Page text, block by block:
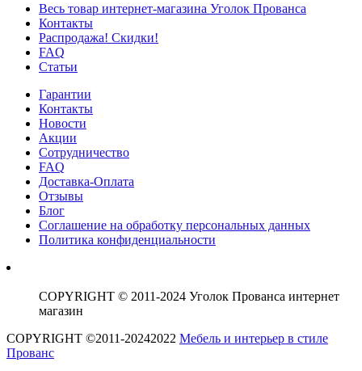
Весь товар интернет-магазина Уголок Прованса
Контакты
Распродажа! Скидки!
FAQ
Статьи
Гарантии
Контакты
Новости
Акции
Сотрудничество
FAQ
Доставка-Оплата
Отзывы
Блог
Соглашение на обработку персональных данных
Политика конфиденциальности
COPYRIGHT © 2011-2024 Уголок Прованса интернет
магазин
COPYRIGHT ©2011-20242022 Мебель и интерьер в стиле
Прованс